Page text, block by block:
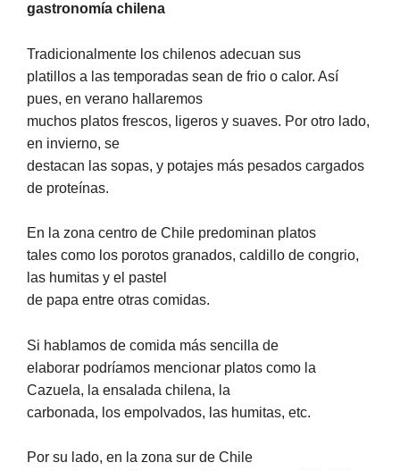
gastronomía chilena
Tradicionalmente los chilenos adecuan sus
platillos a las temporadas sean de frio o calor. Así
pues, en verano hallaremos
muchos platos frescos, ligeros y suaves. Por otro lado,
en invierno, se
destacan las sopas, y potajes más pesados cargados
de proteínas.
En la zona centro de Chile predominan platos
tales como los porotos granados, caldillo de congrio,
las humitas y el pastel
de papa entre otras comidas.
Si hablamos de comida más sencilla de
elaborar podríamos mencionar platos como la
Cazuela, la ensalada chilena, la
carbonada, los empolvados, las humitas, etc.
Por su lado, en la zona sur de Chile